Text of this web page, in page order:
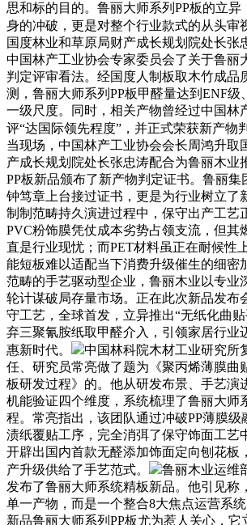
思和标的目的。鲁丽大师系列PP板的立异
身的冲破，更是对整个行业款式的从头审
国度林业和草原局财产成长规划院处长张
中国林产工业协会专家委员会了关于鲁丽
判定评审看法。经国度人制板取木竹成品
测，鲁丽大师系列PP板甲醛量达到ENF级
一级尺度。同时，相关产物曾经过中国林
评“达国际领先程度”，并正式荣获新产物
当现场，中国林产工业协会会长周鸿升取
产成长规划院处长张忠涛配合为鲁丽木业
PP板新品颁布了新产物判定证书。鲁丽集
钟笃章上台接过证书，更是为行业树立了
制制范畴持久演进过程中，保守出产工艺
PVC粉饰膜凭仗成本劣势占领支流，但其
直是行业现忧；而PET材料虽正在耐候性
能短板难以适配当下消费升级催生的细密
范畴的手艺驱动型企业，鲁丽木业以专业
轮计谋破局存量市场。正在此次新品发布
守工艺，全球首发，立异推出“无纸化曲
弃三聚氰胺纸取甲醛介入，引领家居行业
惠新时代。
中国林科院木材工业研究所
任、研究员常亮做了题为《聚丙烯薄膜曲
板研发过程》的。他从研发布景、手艺演
机能验证四个维度，系统梳理了鲁丽大师
程。常亮指出，该团队通过冲破PP薄膜级
渍纸覆贴工序，完全消弭了保守饰面工艺
开辟出国内首款无醛添加饰面定向刨花板
产升级供给了手艺范式。
鲁丽木业运维
发布了鲁丽大师系统精板新品。他引见称
单一产物，而是一个整合8大焦点运营系统
新品鲁丽大师系列PP板尤为惹人关心，它